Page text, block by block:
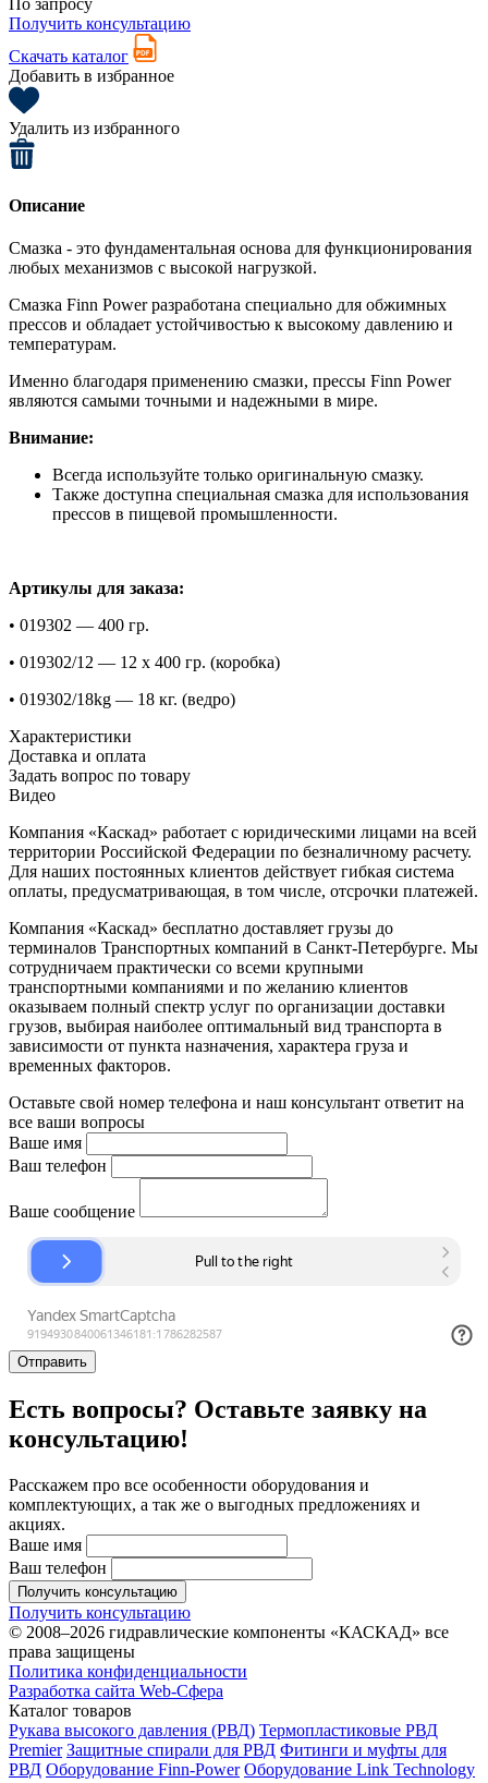
Получить консультацию
Скачать каталог
Добавить в избранное
Удалить из избранного
Описание
Смазка - это фундаментальная основа для функционирования
любых механизмов с высокой нагрузкой.
Смазка Finn Power разработана специально для обжимных
прессов и обладает устойчивостью к высокому давлению и
температурам.
Именно благодаря применению смазки, прессы Finn Power
являются самыми точными и надежными в мире.
Внимание:
Всегда используйте только оригинальную смазку.
Также доступна специальная смазка для использования
прессов в пищевой промышленности.
Артикулы для заказа:
• 019302 — 400 гр.
• 019302/12 — 12 x 400 гр. (коробка)
• 019302/18kg — 18 кг. (ведро)
Характеристики
Доставка и оплата
Задать вопрос по товару
Видео
Компания «Каскад» работает с юридическими лицами на всей
территории Российской Федерации по безналичному расчету.
Для наших постоянных клиентов действует гибкая система
оплаты, предусматривающая, в том числе, отсрочки платежей.
Компания «Каскад» бесплатно доставляет грузы до
терминалов Транспортных компаний в Санкт-Петербурге. Мы
сотрудничаем практически со всеми крупными
транспортными компаниями и по желанию клиентов
оказываем полный спектр услуг по организации доставки
грузов, выбирая наиболее оптимальный вид транспорта в
зависимости от пункта назначения, характера груза и
временных факторов.
Оставьте свой номер телефона и наш консультант ответит на
все ваши вопросы
Ваше имя
Ваш телефон
Ваше сообщение
Отправить
Есть вопросы? Оставьте заявку на
консультацию!
Расскажем про все особенности оборудования и
комплектующих, а так же о выгодных предложениях и
акциях.
Ваше имя
Ваш телефон
Получить консультацию
Получить консультацию
© 2008–2026 гидравлические компоненты «КАСКАД» все
права защищены
Политика конфиденциальности
Разработка сайта Web-Сфера
Каталог товаров
Рукава высокого давления (РВД) Термопластиковые РВД
Premier Защитные спирали для РВД Фитинги и муфты для
РВД Оборудование Finn-Power Оборудование Link Technology